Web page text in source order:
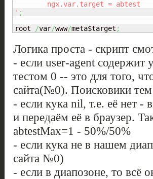
' ;
root
/var/www/meta$target ;
Логика проста - скрипт
- если user-agent содержит
тестом 0 -- это для того,
сайта(№0). Поисковики
- если кука nil, т.е. её нет
и передаём её в браузер.
abtestMax=1 - 50%/50%
- если кука не в нашем
сайта №0)
- если в диапозоне, то всё